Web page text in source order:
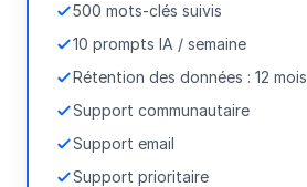
500 mots-clés suivis
10 prompts IA / semaine
Rétention des données : 12 mois
Support communautaire
Support email
Support prioritaire